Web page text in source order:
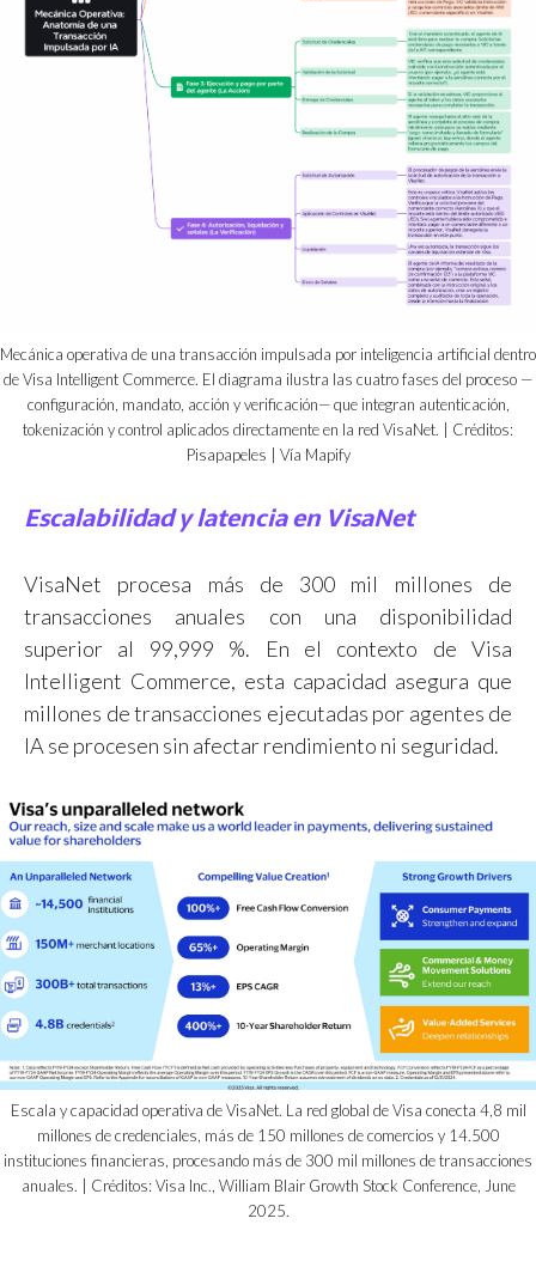
Mecánica operativa de una transacción impulsada por inteligencia artificial dentro
de Visa Intelligent Commerce. El diagrama ilustra las cuatro fases del proceso —
configuración, mandato, acción y verificación— que integran autenticación,
tokenización y control aplicados directamente en la red VisaNet. | Créditos:
Pisapapeles | Vía Mapify
Escalabilidad y latencia en VisaNet
VisaNet procesa más de 300 mil millones de
transacciones anuales con una disponibilidad
superior al 99,999 %. En el contexto de Visa
Intelligent Commerce, esta capacidad asegura que
millones de transacciones ejecutadas por agentes de
IA se procesen sin afectar rendimiento ni seguridad.
Escala y capacidad operativa de VisaNet. La red global de Visa conecta 4,8 mil
millones de credenciales, más de 150 millones de comercios y 14.500
instituciones financieras, procesando más de 300 mil millones de transacciones
anuales. | Créditos: Visa Inc., William Blair Growth Stock Conference, June
2025.